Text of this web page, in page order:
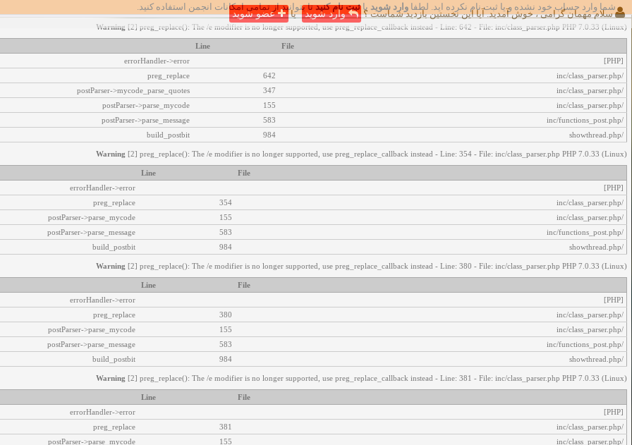
شما وارد حساب خود نشده و یا ثبت نام نکرده اید. لطفا وارد شوید یاثبت نام کنیدتا بتوانید از تمامی امکانات انجمن استفاده کنید. اخطار‌های زیر رخ داد:
Warning [2] preg_replace(): The /e modifier is no longer supported, use preg_replace_callback instead - Line: 642 - File: inc/class_parser.php PHP 7.0.33 (Linux)
File
Line
[PHP]
errorHandler->error
/inc/class_parser.php
642
preg_replace
/inc/class_parser.php
347
postParser->mycode_parse_quotes
/inc/class_parser.php
155
postParser->parse_mycode
/inc/functions_post.php
583
postParser->parse_message
/showthread.php
984
build_postbit
Warning [2] preg_replace(): The /e modifier is no longer supported, use preg_replace_callback instead - Line: 354 - File: inc/class_parser.php PHP 7.0.33 (Linux)
File
Line
[PHP]
errorHandler->error
/inc/class_parser.php
354
preg_replace
/inc/class_parser.php
155
postParser->parse_mycode
/inc/functions_post.php
583
postParser->parse_message
/showthread.php
984
build_postbit
Warning [2] preg_replace(): The /e modifier is no longer supported, use preg_replace_callback instead - Line: 380 - File: inc/class_parser.php PHP 7.0.33 (Linux)
File
Line
[PHP]
errorHandler->error
/inc/class_parser.php
380
preg_replace
/inc/class_parser.php
155
postParser->parse_mycode
/inc/functions_post.php
583
postParser->parse_message
/showthread.php
984
build_postbit
Warning [2] preg_replace(): The /e modifier is no longer supported, use preg_replace_callback instead - Line: 381 - File: inc/class_parser.php PHP 7.0.33 (Linux)
File
Line
[PHP]
errorHandler->error
/inc/class_parser.php
381
preg_replace
/inc/class_parser.php
155
postParser->parse_mycode
سلام مهمان گرامی ، خوش آمدید. آیا این نخستین بازدید شماست ؟ وارد شوید یا عضو شوید